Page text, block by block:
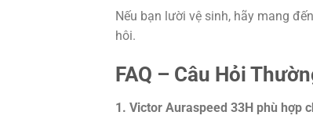
Nếu bạn lười vệ sinh, hãy mang
hôi.
FAQ – Câu Hỏi
1. Victor Auraspeed 33H phù hợp